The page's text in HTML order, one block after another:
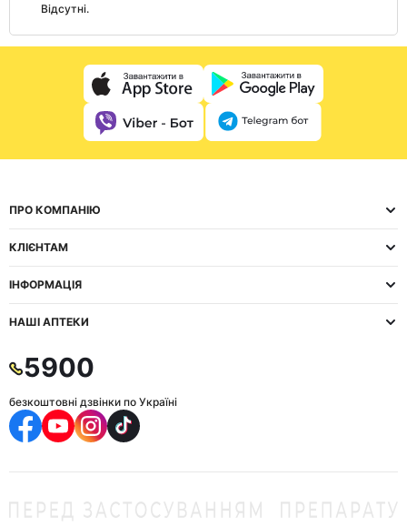
Відсутні.
ПРО КОМПАНІЮ
КЛІЄНТАМ
ІНФОРМАЦІЯ
НАШІ АПТЕКИ
5900
безкоштовні дзвінки по Україні